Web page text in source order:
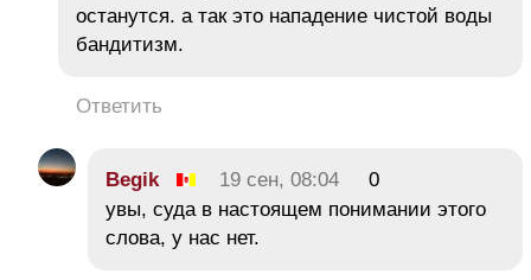
останутся. а так это нападение чистой воды
бандитизм.
Ответить
Begik 19 сен, 08:04
0
увы, суда в настоящем понимании этого
слова, у нас нет.